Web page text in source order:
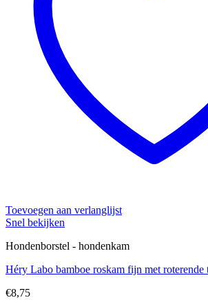
Toevoegen aan verlanglijst
Snel bekijken
Hondenborstel - hondenkam
Héry Labo bamboe roskam fijn met roterende
€8,75